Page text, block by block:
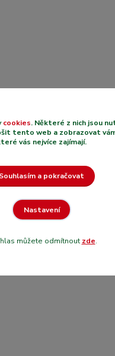
cookies. Některé z nich jsou
tento web a zobrazovat
vás nejvíce zajímají.
Nastavení
Souhlasím a pokračovat
můžete odmítnout zde.